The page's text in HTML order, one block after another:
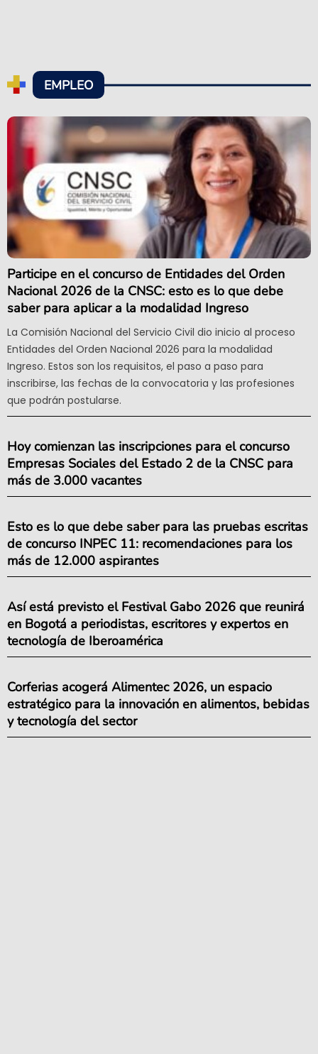
EMPLEO
Participe en el concurso de Entidades del Orden
Nacional 2026 de la CNSC: esto es lo que debe
saber para aplicar a la modalidad Ingreso
La Comisión Nacional del Servicio Civil dio inicio al proceso
Entidades del Orden Nacional 2026 para la modalidad
Ingreso. Estos son los requisitos, el paso a paso para
inscribirse, las fechas de la convocatoria y las profesiones
que podrán postularse.
Hoy comienzan las inscripciones para el concurso
Empresas Sociales del Estado 2 de la CNSC para
más de 3.000 vacantes
Esto es lo que debe saber para las pruebas escritas
de concurso INPEC 11: recomendaciones para los
más de 12.000 aspirantes
Así está previsto el Festival Gabo 2026 que reunirá
en Bogotá a periodistas, escritores y expertos en
tecnología de Iberoamérica
Corferias acogerá Alimentec 2026, un espacio
estratégico para la innovación en alimentos, bebidas
y tecnología del sector